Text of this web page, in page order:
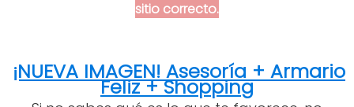
sitio correcto.
¡NUEVA IMAGEN! Asesoría + Armario
Feliz + Shopping